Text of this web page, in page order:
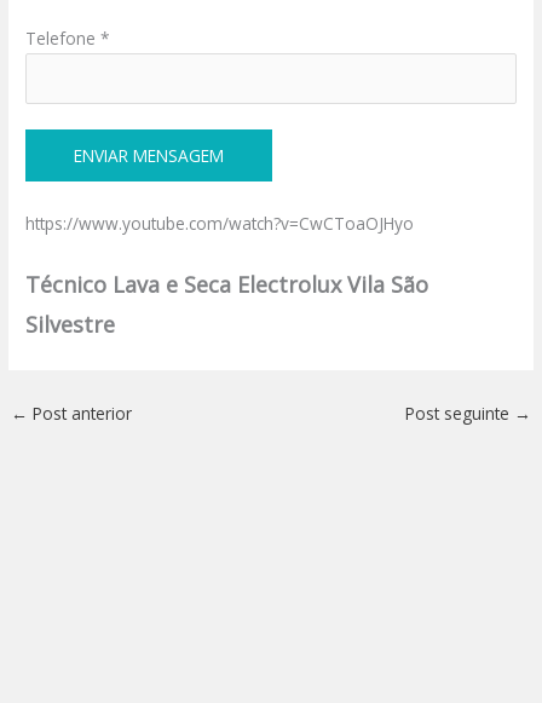
Telefone *
https://www.youtube.com/watch?v=CwCToaOJHyo
Técnico Lava e Seca Electrolux Vila São
Silvestre
← Post anterior Post seguinte →